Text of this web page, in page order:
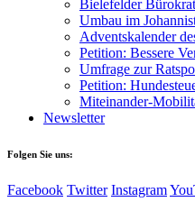
Bielefelder
Umbau im
Adventskalender
Petition: Bessere
Umfrage zur
Petition:
Miteinander-
Newsletter
Folgen Sie uns:
Facebook Twitter Instagram